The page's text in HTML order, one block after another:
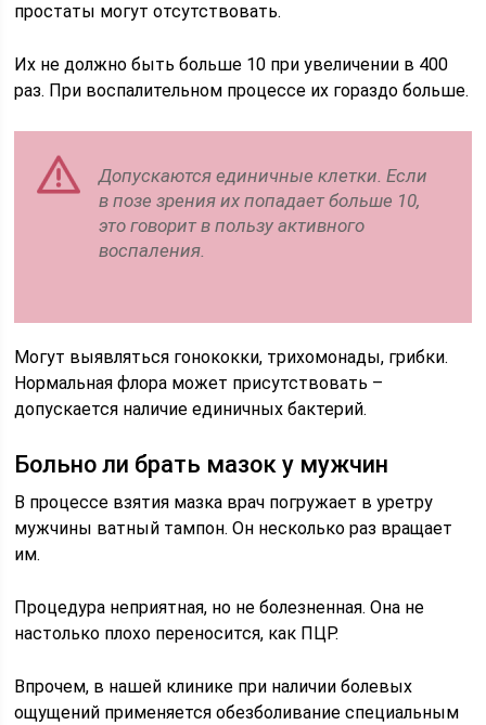
простаты могут отсутствовать.
Их не должно быть больше 10 при увеличении в 400
раз. При воспалительном процессе их гораздо больше.
Допускаются единичные клетки. Если
в позе зрения их попадает больше 10,
это говорит в пользу активного
воспаления.
Могут выявляться гонококки, трихомонады, грибки.
Нормальная флора может присутствовать –
допускается наличие единичных бактерий.
Больно ли брать мазок у мужчин
В процессе взятия мазка врач погружает в уретру
мужчины ватный тампон. Он несколько раз вращает
им.
Процедура неприятная, но не болезненная. Она не
настолько плохо переносится, как ПЦР.
Впрочем, в нашей клинике при наличии болевых
ощущений применяется обезболивание специальным